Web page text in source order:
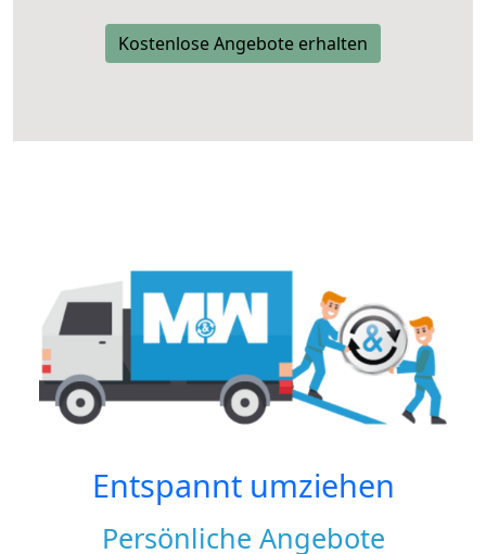
Kostenlose Angebote erhalten
Entspannt umziehen
Persönliche Angebote